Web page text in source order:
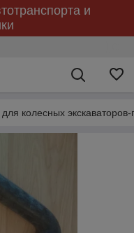
и
колесных экскаваторов-